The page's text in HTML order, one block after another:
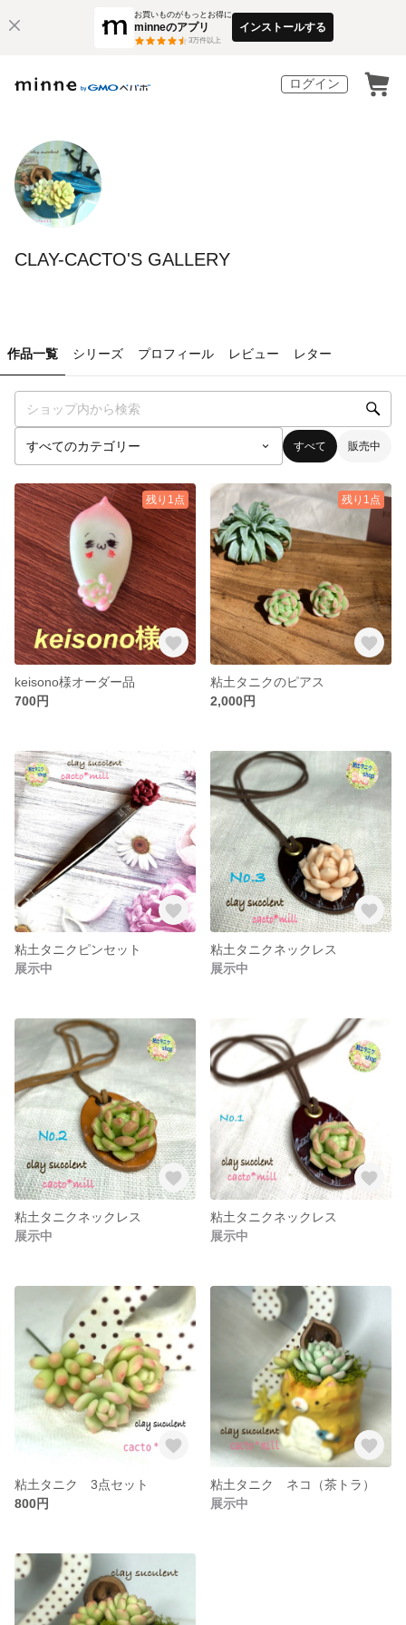
お買いものがもっとお得に
minneのアプリ
3万件以上
インストールする
ログイン
CLAY-CACTO'S GALLERY
作品一覧 シリーズ プロフィール レビュー レター
すべて 販売中
残り1点
keisono様オーダー品
700円
残り1点
粘土タニクのピアス
2,000円
粘土タニクピンセット
展示中
粘土タニクネックレス
展示中
粘土タニクネックレス
展示中
粘土タニクネックレス
展示中
粘土タニク 3点セット
800円
粘土タニク ネコ（茶トラ）
展示中